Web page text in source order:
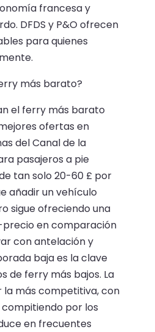
francesa y
DFDS y P&O ofrecen
para quienes
más barato?
el ferry más barato
ofertas en
del Canal de la
pasajeros a pie
tan solo 20-60 £ por
añadir un vehículo
sigue ofreciendo una
en comparación
con antelación y
baja es la clave
de ferry más bajos. La
la más competitiva, con
por los
en frecuentes